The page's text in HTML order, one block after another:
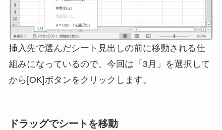
挿入先で選んだシート見出しの前に移動される仕
組みになっているので、今回は「3月」を選択して
から[OK]ボタンをクリックします。
ドラッグでシートを移動